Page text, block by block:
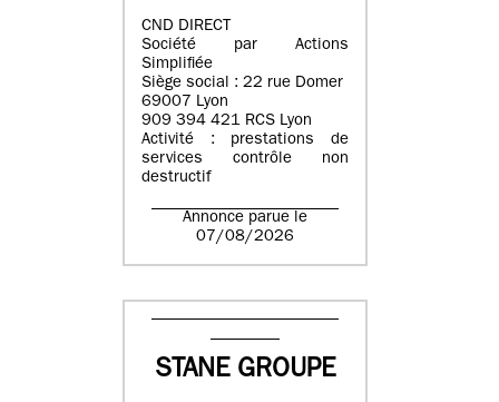
CND DIRECT
Société par Actions
Simplifiée
Siège social : 22 rue Domer
69007 Lyon
909 394 421 RCS Lyon
Activité : prestations de
services contrôle non
destructif
Annonce parue le
07/08/2026
STANE GROUPE